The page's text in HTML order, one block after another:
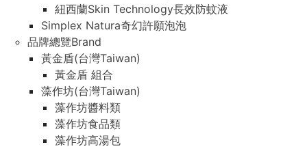
紐西蘭Skin Technology長效防蚊液
Simplex Natura奇幻許願泡泡
品牌總覽Brand
黃金盾(台灣Taiwan)
黃金盾 組合
藻作坊(台灣Taiwan)
藻作坊醬料類
藻作坊食品類
藻作坊高湯包